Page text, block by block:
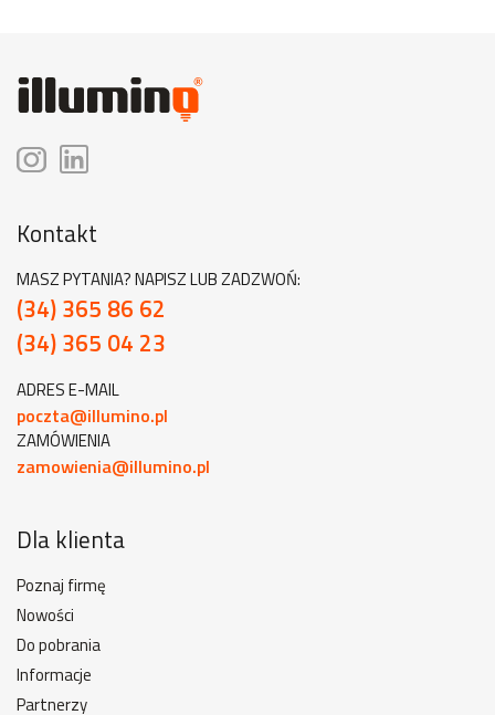
Kontakt
MASZ PYTANIA? NAPISZ LUB ZADZWOŃ:
(34) 365 86 62
(34) 365 04 23
ADRES E-MAIL
poczta@illumino.pl
ZAMÓWIENIA
zamowienia@illumino.pl
Dla klienta
Poznaj firmę
Nowości
Do pobrania
Informacje
Partnerzy